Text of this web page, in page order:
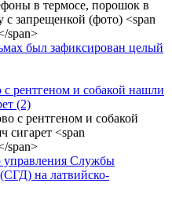
был зафиксирован целый
рентгеном и собакой нашли
(2)
Службы
на латвийско-